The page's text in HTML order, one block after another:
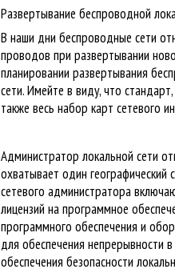
Развертывание беспроводной
В наши дни беспроводные сети
проводов при развертывании
планировании развертывания
сети.Имейте в виду, что
также весь набор карт сетевого
Администратор локальной сети
охватывает один географический
сетевого администратора
лицензий на программное
программного обеспечения и
для обеспечения непрерывности
обеспечения безопасности